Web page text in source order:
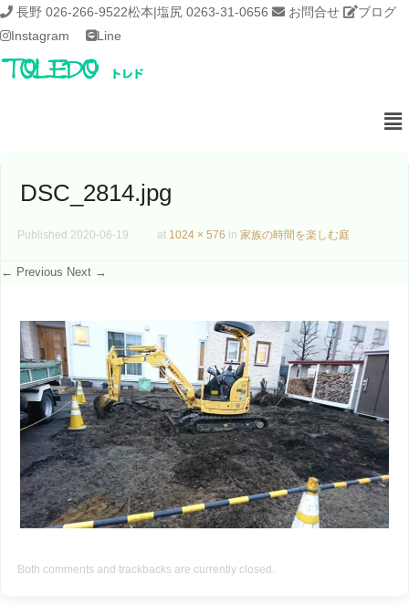
長野 026-266-9522松本|塩尻 0263-31-0656 お問合せ
ブログ
Instagram
Line
DSC_2814.jpg
Published 2020-06-19 at 1024 × 576 in 家族の時間を楽しむ庭
← Previous Next →
Both comments and trackbacks are currently closed.